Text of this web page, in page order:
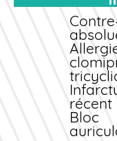
boîte
pour
Le
une
récent
Bloc